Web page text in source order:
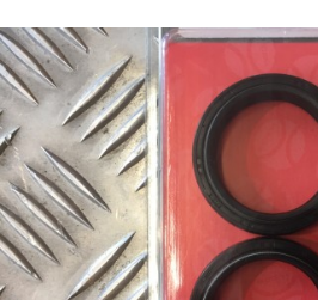
HJEM
VERKSTED
OM OSS/ÅPNINGSTIDER
KONTAKT OSS